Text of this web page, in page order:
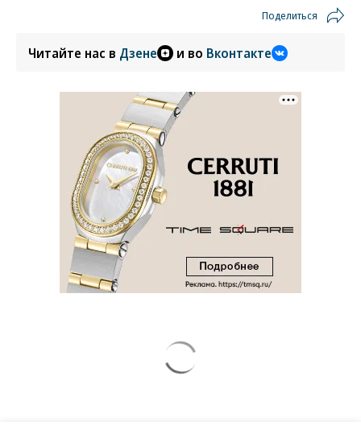
Поделиться
Читайте нас в Дзене и во Вконтакте